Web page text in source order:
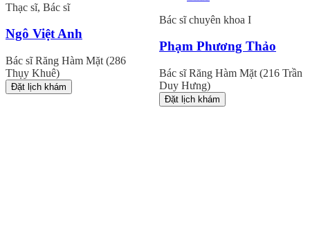
Thạc sĩ, Bác sĩ
Ngô Việt Anh
Bác sĩ Răng Hàm Mặt (286
Thụy Khuê)
Đặt lịch khám
Bác sĩ chuyên khoa I
Phạm Phương Thảo
Bác sĩ Răng Hàm Mặt (216 Trần
Duy Hưng)
Đặt lịch khám